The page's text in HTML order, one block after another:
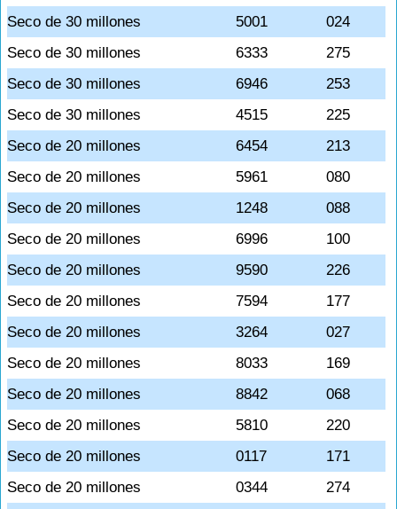
Seco de 30 millones
5001
024
Seco de 30 millones
6333
275
Seco de 30 millones
6946
253
Seco de 30 millones
4515
225
Seco de 20 millones
6454
213
Seco de 20 millones
5961
080
Seco de 20 millones
1248
088
Seco de 20 millones
6996
100
Seco de 20 millones
9590
226
Seco de 20 millones
7594
177
Seco de 20 millones
3264
027
Seco de 20 millones
8033
169
Seco de 20 millones
8842
068
Seco de 20 millones
5810
220
Seco de 20 millones
0117
171
Seco de 20 millones
0344
274